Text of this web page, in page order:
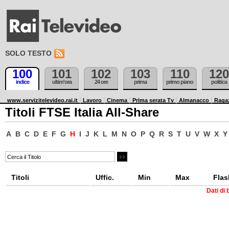
SOLO TESTO
100
indice
101
ultim'ora
102
24 ore
103
prima
110
primo piano
120
politica
www.servizitelevideo.rai.it Lavoro Cinema Prima serata Tv Almanacco
Titoli FTSE Italia All-Share
A B C D E F G H I J K L M N O P Q R S T U V W X Y
Titoli Uffic. Min Max
Dati di